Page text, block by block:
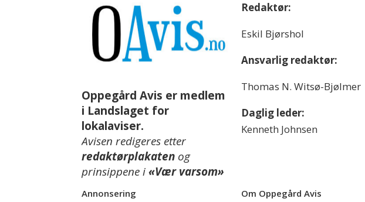
Oppegård Avis er medlem
i Landslaget for
lokalaviser.
Avisen redigeres etter
redaktørplakaten og
prinsippene i«Vær varsom»
Redaktør:
Eskil Bjørshol
Ansvarlig redaktør:
Thomas N. Witsø-Bjølmer
Daglig leder:
Kenneth Johnsen
Annonsering Om Oppegård Avis